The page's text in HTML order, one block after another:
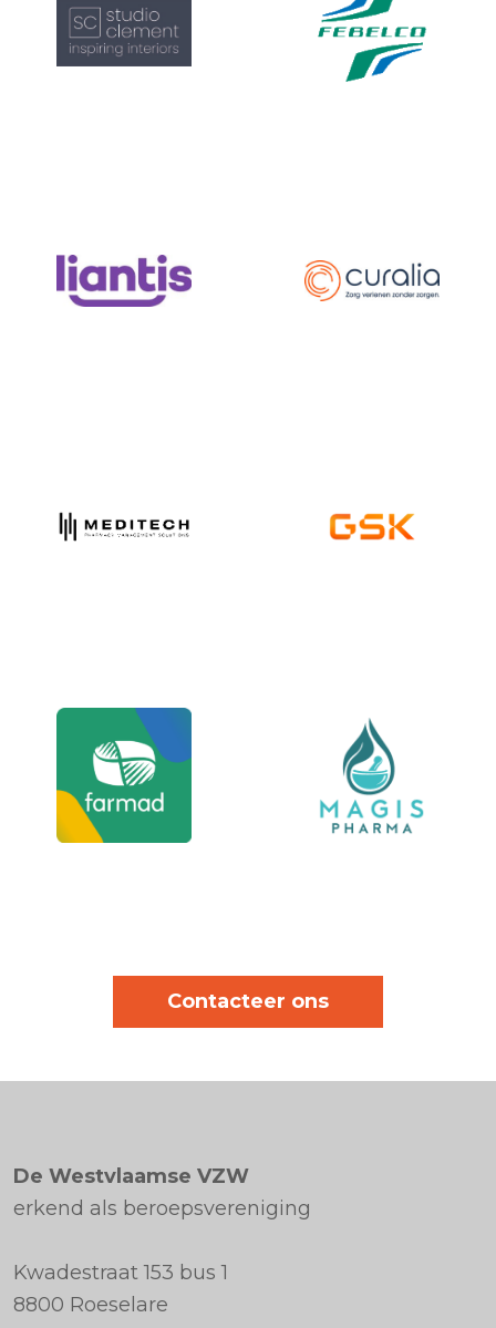
Contacteer ons
De Westvlaamse VZW
erkend als beroepsvereniging
Kwadestraat 153 bus 1
8800 Roeselare